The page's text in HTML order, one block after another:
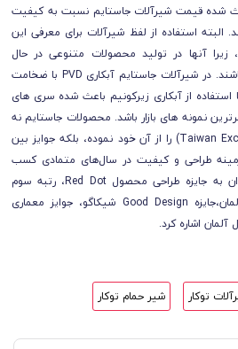
شده قیمت شیرآلات جاستایم نسبت به کیفیت
استفاده از لفظ شیرآلات برای معرفی این
آنها در تولید محصولات متنوعی در حال
فعالیت و عرضه محصولات می باشند. در شیرآلات جاستایم آبکاری PVD با ضخامت
استفاده از آبکاری زیرکونیم باعث شده سری های
نمونه های بازار باشد. محصولات جاستایم نه
تنها نشان برتری تایوان (Taiwan Excellence) را از آن خود نموده، بلکه جوایز بین
زمینه طراحی و کیفیت در سال‌های متمادی کسب
نموده اندکه از جمله آنها می‌توان به جایزه طراحی محصول Red Dot، رتبه سوم
رنکینگ جایزه معتبر طراحیiF آلمان،جایزه Good Design شیکاگو، جوایز معماری
توکار شیر حمام توکار